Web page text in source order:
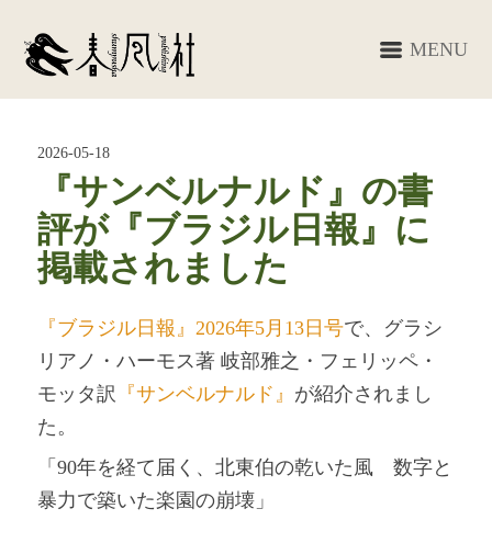
MENU
2026-05-18
『サンベルナルド』の書
評が『ブラジル日報』に
掲載されました
『ブラジル日報』2026年5月13日号で、グラシ
リアノ・ハーモス著 岐部雅之・フェリッペ・
モッタ訳
『サンベルナルド』 が紹介されまし
た。
「90年を経て届く、北東伯の乾いた風 数字と
暴力で築いた楽園の崩壊」